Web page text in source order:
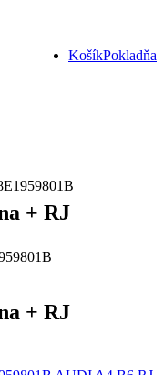
KošíkPokladňa
+ RJ